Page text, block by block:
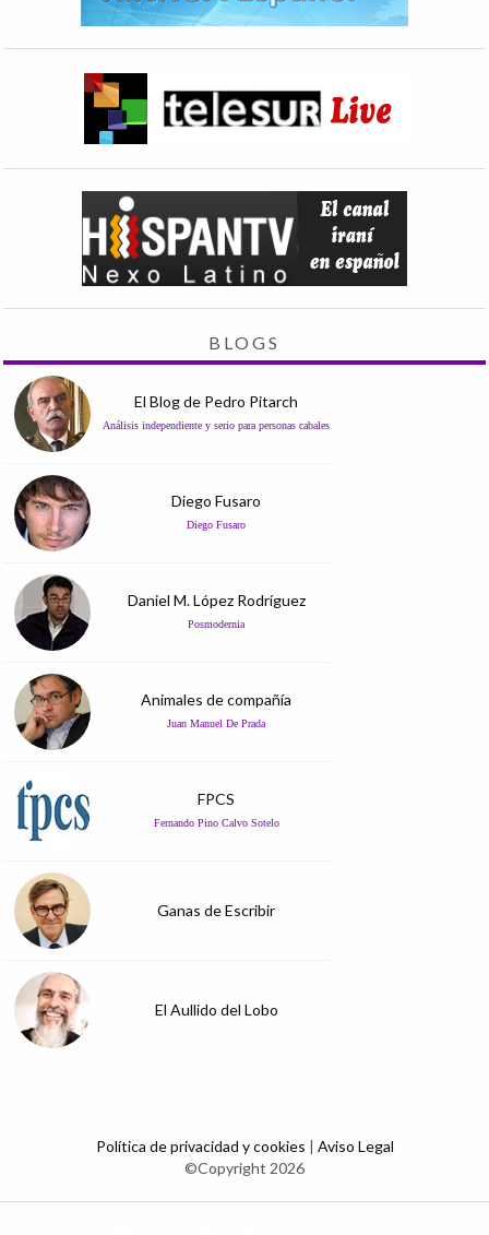
BLOGS
El Blog de Pedro Pitarch
Análisis independiente y serio para personas cabales
Diego Fusaro
Diego Fusaro
Daniel M. López Rodríguez
Posmodernia
Animales de compañía
Juan Manuel De Prada
FPCS
Fernando Pino Calvo Sotelo
Ganas de Escribir
El Aullido del Lobo
Política de privacidad y cookies | Aviso Legal
©Copyright 2026